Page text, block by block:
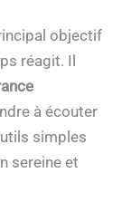
objectif
réagit. Il
à écouter
simples
sereine et